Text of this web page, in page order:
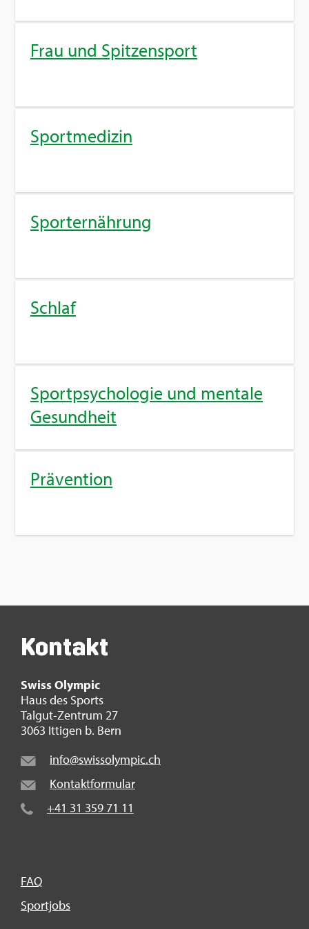
Frau und Spit­zen­sport
Sport­me­di­zin
Sport­er­näh­rung
Schlaf
Sport­psy­cho­lo­gie und men­ta­le
Ge­sund­heit
Prä­ven­ti­on
Kon­takt
Swiss Olym­pic
Haus des Sports
Tal­gut-Zen­trum 27
3063 It­ti­gen b. Bern
info@​swi​ssol​ympi​c.​ch
Kon­takt­for­mu­lar
+41 31 359 71 11
FAQ
Sport­jobs